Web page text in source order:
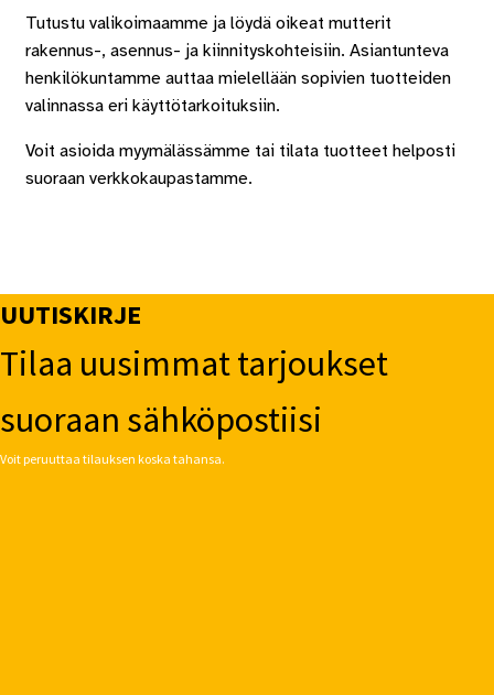
Tutustu valikoimaamme ja löydä oikeat mutterit
rakennus-, asennus- ja kiinnityskohteisiin. Asiantunteva
henkilökuntamme auttaa mielellään sopivien tuotteiden
valinnassa eri käyttötarkoituksiin.
Voit asioida myymälässämme tai tilata tuotteet helposti
suoraan verkkokaupastamme.
UUTISKIRJE
Tilaa uusimmat tarjoukset
suoraan sähköpostiisi
Voit peruuttaa tilauksen koska tahansa.